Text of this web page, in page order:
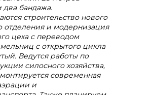
два бандажа.
строительство нового
отделения и модернизация
цеха с переводом
с открытого цикла
Ведутся работы по
силосного хозяйства,
современная
и